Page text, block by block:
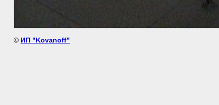
© ИП "Kovanoff"